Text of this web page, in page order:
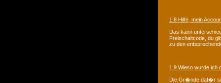
1.8 Hilfe, mein
Das kann
Freischaltcode, du
zu den
1.9 Wieso wurde ich
Die Gr�nde daf�r